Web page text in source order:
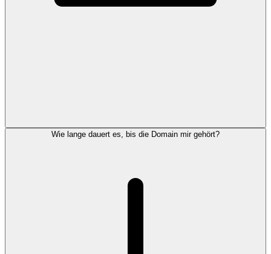
Wie lange dauert es, bis die Domain mir gehört?